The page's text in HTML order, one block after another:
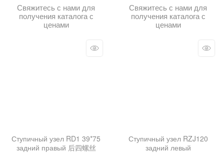
Свяжитесь с нами для
получения каталога с
ценами
Свяжитесь с нами для
получения каталога с
ценами
Ступичный узел RD1 39*75
задний правый 后四螺丝
Ступичный узел RZJ120
задний левый